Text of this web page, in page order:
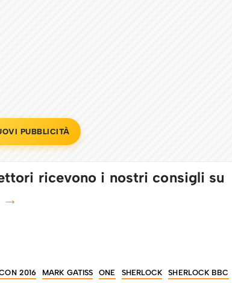
PUBBLICITÀ
ricevono i nostri consigli su
→
2016 MARK GATISS ONE SHERLOCK
SHERLOCK BBC